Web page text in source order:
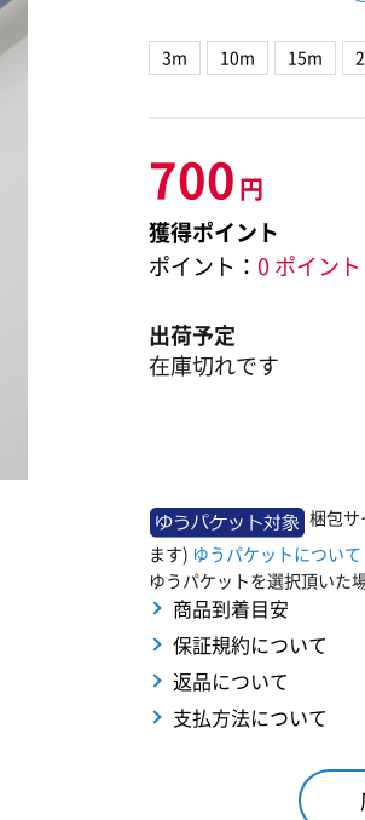
3m 10m 15m
700 円
獲得ポイント
ポイント： 0 ポイント
出荷予定
在庫切れです
梱包サ
ます) ゆうパケットについて
ゆうパケットを選択頂いた
商品到着目安
保証規約について
返品について
支払方法について